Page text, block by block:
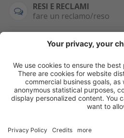
RESI E RECLAMI
fare un reclamo/reso
SEMPRE DISPONIBILE
0471 506798
WHATSAPP
+39 376 2951129